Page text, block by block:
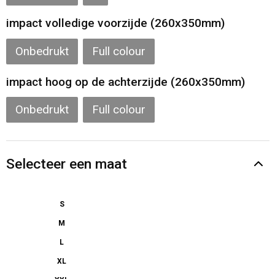
impact volledige voorzijde (260x350mm)
Onbedrukt Full colour
impact hoog op de achterzijde (260x350mm)
Onbedrukt Full colour
Selecteer een maat
S
M
L
XL